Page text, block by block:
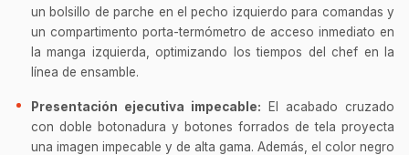
un bolsillo de parche en el pecho izquierdo para comandas y
un compartimento porta-termómetro de acceso inmediato en
la manga izquierda, optimizando los tiempos del chef en la
línea de ensamble.
Presentación ejecutiva impecable: El acabado cruzado
con doble botonadura y botones forrados de tela proyecta
una imagen impecable y de alta gama. Además, el color negro